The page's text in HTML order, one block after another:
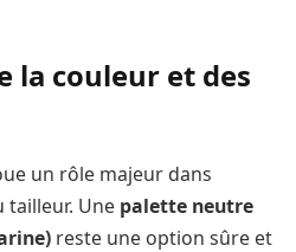
la couleur et des
un rôle majeur dans
tailleur. Une palette neutre
reste une option sûre et